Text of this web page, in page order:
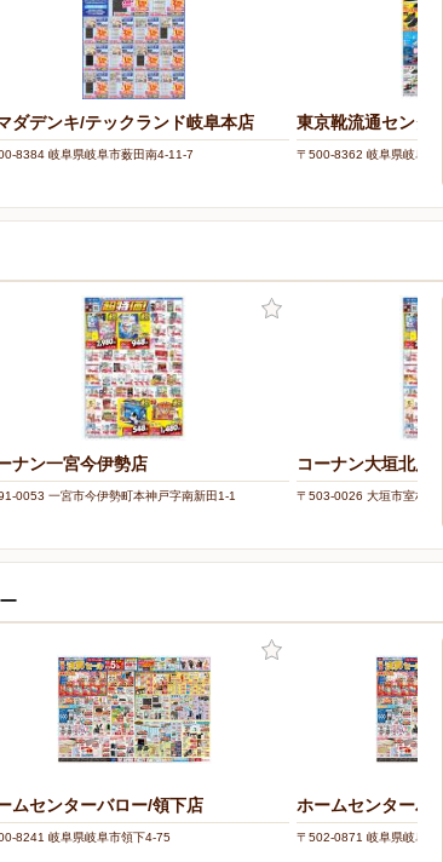
ダデンキ/テックランド岐阜本店
8384 岐阜県岐阜市薮田南4-11-7
東京靴流通センタ
〒500-8362 岐阜県岐阜市
ナン一宮今伊勢店
0053 一宮市今伊勢町本神戸字南新田1-1
コーナン大垣北店
〒503-0026 大垣市室村町
ムセンターバロー/領下店
8241 岐阜県岐阜市領下4-75
ホームセンターバ
〒502-0871 岐阜県岐阜市